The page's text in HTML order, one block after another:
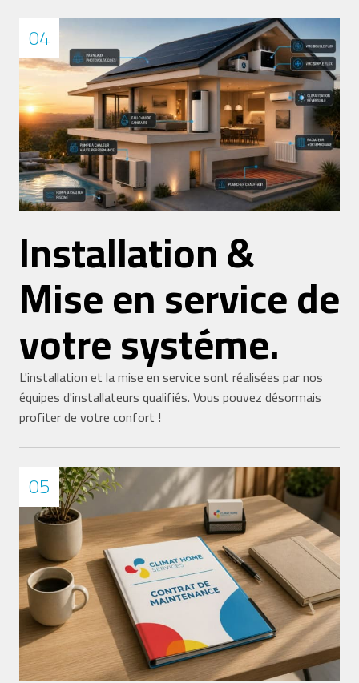
Installation &
Mise en service de
votre systéme.
L'installation et la mise en service sont réalisées par nos
équipes d'installateurs qualifiés. Vous pouvez désormais
profiter de votre confort !
04
05